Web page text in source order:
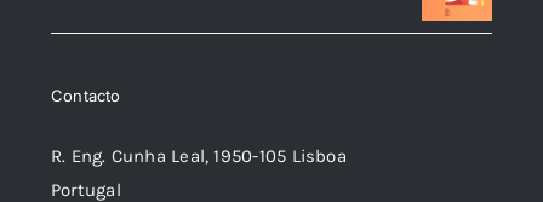
originalatual
Contacto
R. Eng. Cunha Leal, 1950-105 Lisboa
Portugal